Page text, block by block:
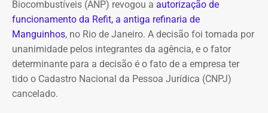
R$ 2,35 milhões
Entre os bens declarados também estão um Mercedes-
Benz AMG G63, avaliado em R$ 2,35 milhões, um
Volkswagen Passat de R$ 115 mil, R$ 709 mil em “bens
móveis de uso pessoal” e R$ 35 mil em dinheiro em
espécie.
Biocombustíveis (ANP) revogou a autorização de
funcionamento da Refit, a antiga refinaria de
Manguinhos, no Rio de Janeiro. A decisão foi tomada por
unanimidade pelos integrantes da agência, e o fator
determinante para a decisão é o fato de a empresa ter
tido o Cadastro Nacional da Pessoa Jurídica (CNPJ)
cancelado.